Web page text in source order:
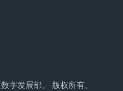
字发展部。 版权所有。